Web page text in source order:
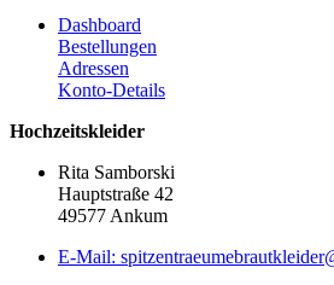
Dashboard
Bestellungen
Adressen
Konto-Details
Hochzeitskleider
Rita Samborski
Hauptstraße 42
49577 Ankum
E-Mail: